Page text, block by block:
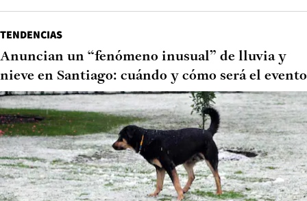
TENDENCIAS
Anuncian un “fenómeno inusual” de lluvia y
nieve en Santiago: cuándo y cómo será el evento